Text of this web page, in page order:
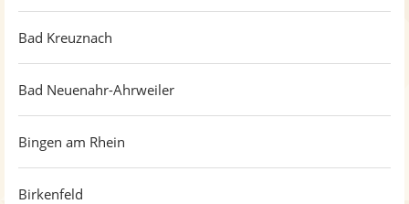
Bad Kreuznach
Bad Neuenahr-Ahrweiler
Bingen am Rhein
Birkenfeld